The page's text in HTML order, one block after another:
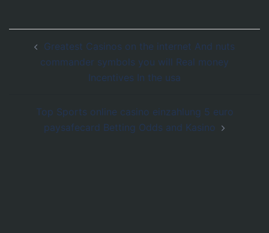
navigation
Greatest Casinos on the internet And nuts
commander symbols you will Real money
Incentives In the usa
Top Sports online casino einzahlung 5 euro
paysafecard Betting Odds and Kasino